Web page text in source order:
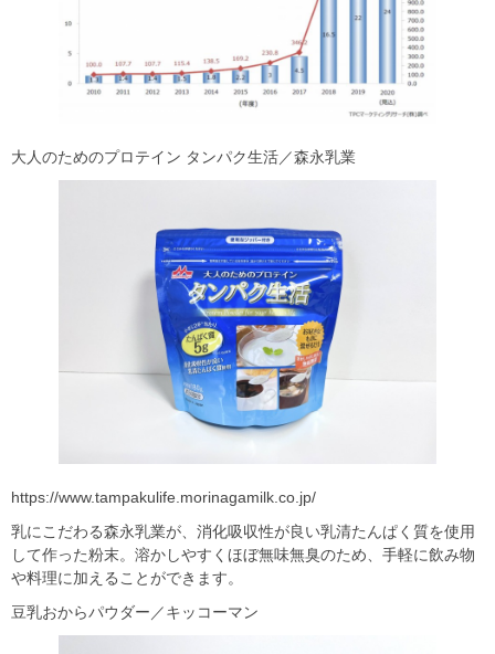
大人のためのプロテイン タンパク生活／森永乳業
https://www.tampakulife.morinagamilk.co.jp/
乳にこだわる森永乳業が、消化吸収性が良い乳清たんぱく質を使用
して作った粉末。溶かしやすくほぼ無味無臭のため、手軽に飲み物
や料理に加えることができます。
豆乳おからパウダー／キッコーマン